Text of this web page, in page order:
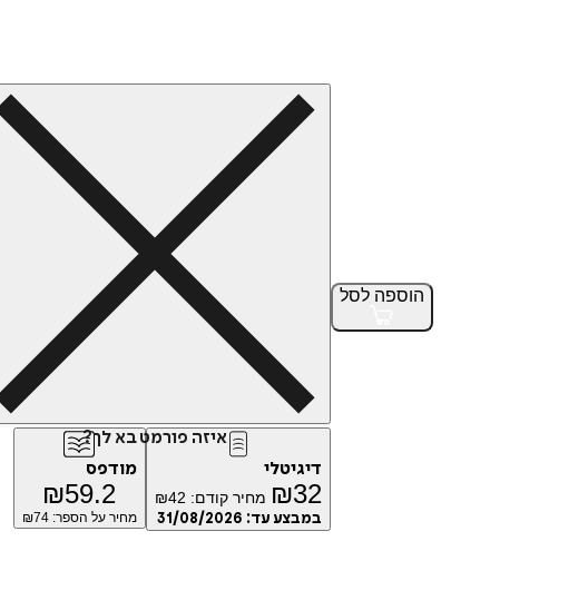
הוספה לסל
איזה פורמט בא לך?
דיגיטלי
₪32 מחיר קודם: ₪42
במבצע עד: 31/08/2026
מודפס
₪59.2
מחיר על הספר: ₪74